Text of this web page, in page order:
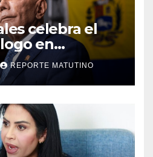
celebra el
en
el
REPORTE MATUTINO